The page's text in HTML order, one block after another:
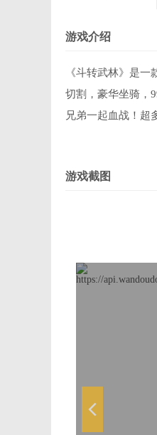
游戏介绍
《斗转武林》是
切割，豪华坐骑，
兄弟一起血战！超
游戏截图